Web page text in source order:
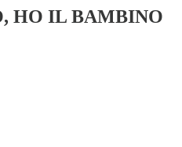
HO IL BAMBINO